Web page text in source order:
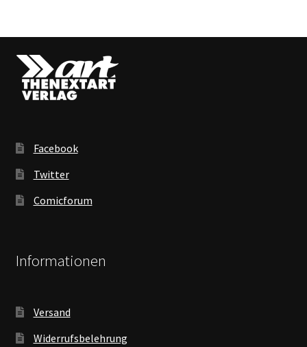
Facebook
Twitter
Comicforum
Informationen
Versand
Widerrufsbelehrung